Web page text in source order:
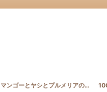
[METTLER1171] マンゴーとヤシとプルメリアのタペストリー150cm×200cm